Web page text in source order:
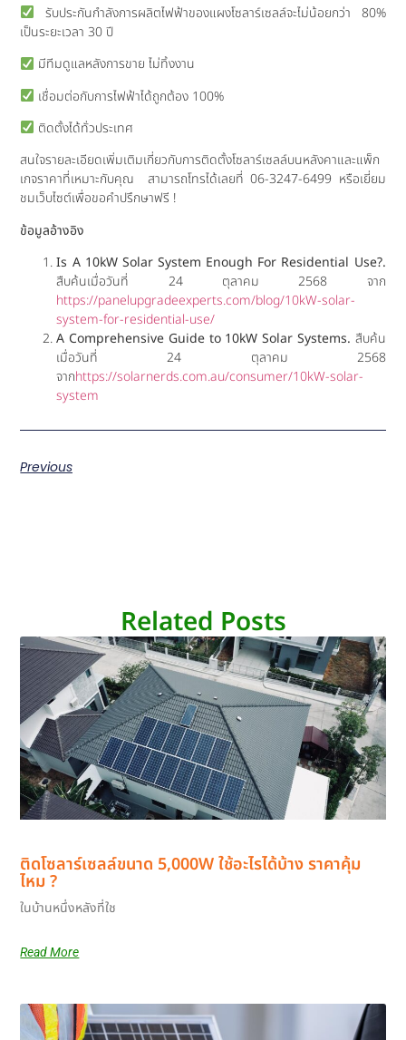
รับประกันกำลังการผลิตไฟฟ้าของแผงโซลาร์เซลล์จะไม่น้อยกว่า 80%
เป็นระยะเวลา 30 ปี
มีทีมดูแลหลังการขาย ไม่ทิ้งงาน
เชื่อมต่อกับการไฟฟ้าได้ถูกต้อง 100%
ติดตั้งได้ทั่วประเทศ
สนใจรายละเอียดเพิ่มเติมเกี่ยวกับการติดตั้งโซลาร์เซลล์บนหลังคาและแพ็ก
เกจราคาที่เหมาะกับคุณ สามารถโทรได้เลยที่ 06-3247-6499 หรือเยี่ยม
ชมเว็บไซต์เพื่อขอคำปรึกษาฟรี !
ข้อมูลอ้างอิง
Is A 10kW Solar System Enough For Residential Use?.
สืบค้นเมื่อวันที่ 24 ตุลาคม 2568 จาก
https://panelupgradeexperts.com/blog/10kW-solar-
system-for-residential-use/
A Comprehensive Guide to 10kW Solar Systems. สืบค้น
เมื่อวันที่ 24 ตุลาคม 2568
จากhttps://solarnerds.com.au/consumer/10kW-solar-
system
Previous
Related Posts
ติดโซลาร์เซลล์ขนาด 5,000W ใช้อะไรได้บ้าง ราคาคุ้ม
ไหม ?
ในบ้านหนึ่งหลังที่ใช
Read More